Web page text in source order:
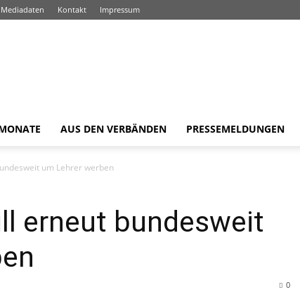
Mediadaten Kontakt Impressum
AUS DEN VERBÄNDEN PRESSEMELDUNGEN
um Lehrer werben
erneut bundesweit
0